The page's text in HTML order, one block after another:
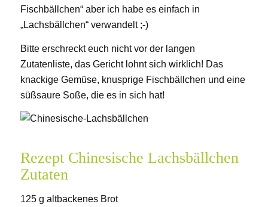
Fischbällchen“ aber ich habe es einfach in
„Lachsbällchen“ verwandelt ;-)
Bitte erschreckt euch nicht vor der langen
Zutatenliste, das Gericht lohnt sich wirklich! Das
knackige Gemüse, knusprige Fischbällchen und eine
süßsaure Soße, die es in sich hat!
Rezept Chinesische Lachsbällchen
Zutaten
125 g altbackenes Brot